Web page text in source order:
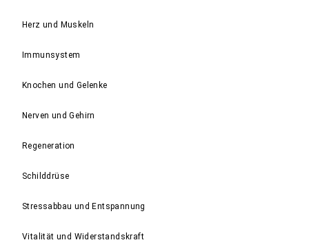
Herz und Muskeln
Immunsystem
Knochen und Gelenke
Nerven und Gehirn
Regeneration
Schilddrüse
Stressabbau und Entspannung
Vitalität und Widerstandskraft